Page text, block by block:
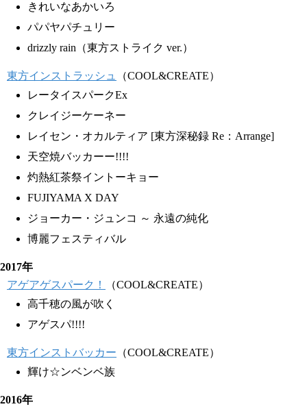
きれいなあかいろ
パパヤパチュリー
drizzly rain（東方ストライク ver.）
東方インストラッシュ
（COOL&CREATE）
レータイスパークEx
クレイジーケーネー
レイセン・オカルティア [東方深秘録 Re：Arrange]
天空焼バッカーー!!!!
灼熱紅茶祭イントーキョー
FUJIYAMA X DAY
ジョーカー・ジュンコ ～ 永遠の純化
博麗フェスティバル
2017年
アゲアゲスパーク！
（COOL&CREATE）
高千穂の風が吹く
アゲスパ!!!!
東方インストバッカー （COOL&CREATE）
輝け☆ンベンベ族
2016年